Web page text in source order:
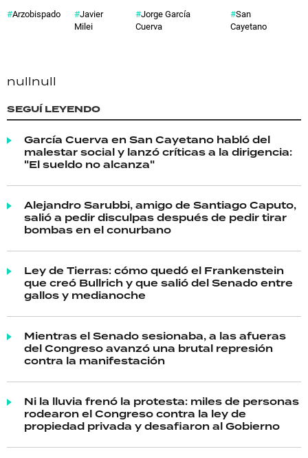
Arzobispado
Javier
Milei
Jorge García
Cuerva
San
Cayetano
nullnull
SEGUÍ LEYENDO
García Cuerva en San Cayetano habló del
malestar social y lanzó críticas a la dirigencia:
"El sueldo no alcanza"
Alejandro Sarubbi, amigo de Santiago Caputo,
salió a pedir disculpas después de pedir tirar
bombas en el conurbano
Ley de Tierras: cómo quedó el Frankenstein
que creó Bullrich y que salió del Senado entre
gallos y medianoche
Mientras el Senado sesionaba, a las afueras
del Congreso avanzó una brutal represión
contra la manifestación
Ni la lluvia frenó la protesta: miles de personas
rodearon el Congreso contra la ley de
propiedad privada y desafiaron al Gobierno